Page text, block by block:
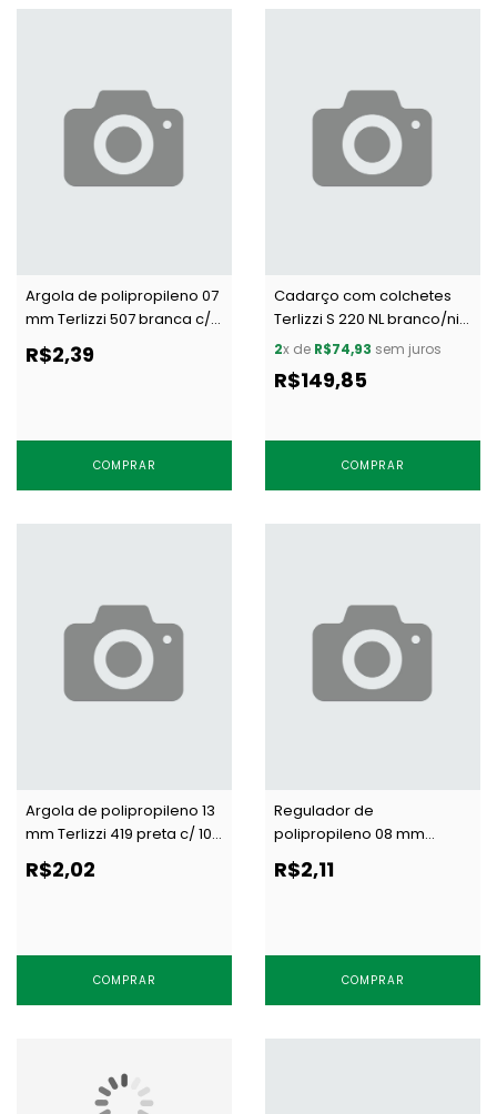
Argola de polipropileno 07
mm Terlizzi 507 branca c/
100 un
R$2,39
COMPRAR
Cadarço com colchetes
Terlizzi S 220 NL branco/niq
c/ 20 m
2x de R$74,93 sem juros
R$149,85
COMPRAR
Argola de polipropileno 13
mm Terlizzi 419 preta c/ 100
R$2,02
COMPRAR
Regulador de
polipropileno 08 mm
Terlizzi 508 branco c/ 100
un
R$2,11
COMPRAR